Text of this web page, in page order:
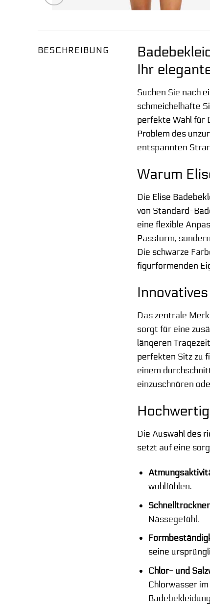
BESCHREIBUNG
Ihr
Suchen Sie nach
schmeichelhafte
perfekte Wahl für
Problem des
entspannten
Warum
Die Elise
von Standard-
eine flexible
Passform,
Die schwarze
figurformenden
Das zentrale
sorgt für eine
längeren
perfekten Sitz zu
einem
einzuschnüren
Die Auswahl des
setzt auf eine
wohlfühlen.
Nässegefühl.
seine
Chlor- und
Chlorwasser